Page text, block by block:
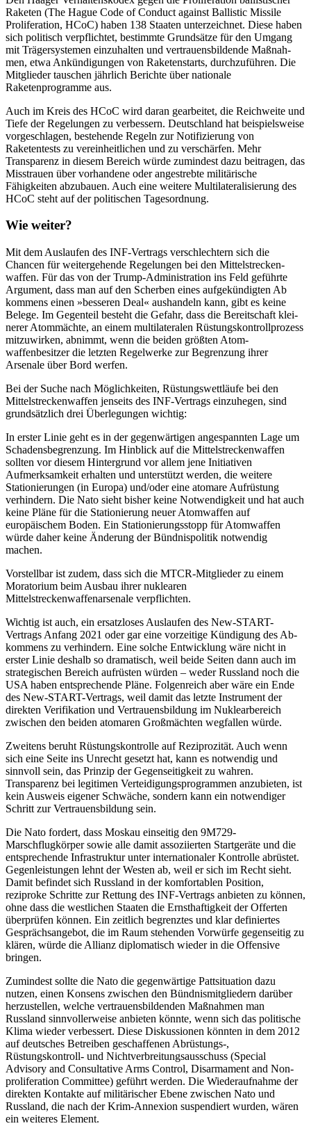
Raketen (The Hague Code of Conduct against Ballistic Missile
Proliferation, HCoC) haben 138 Staa­ten unterzeichnet. Diese haben
sich poli­tisch verpflichtet, bestimmte Grundsätze für den Umgang
mit Trägersystemen ein­zuhalten und vertrauensbildende Maßnah­
men, etwa Ankündigungen von Raketenstarts, durchzuführen. Die
Mitglieder tau­schen jährlich Berichte über nationale
Raketenprogramme aus.
Auch im Kreis des HCoC wird daran ge­arbeitet, die Reichweite und
Tiefe der Rege­lungen zu verbessern. Deutschland hat bei­spielsweise
vorgeschlagen, bestehende Regeln zur Notifizierung von
Raketentests zu vereinheitlichen und zu verschärfen. Mehr
Transparenz in diesem Bereich würde zumindest dazu beitragen, das
Misstrauen über vorhandene oder angestrebte militä­ri­sche
Fähigkeiten abzubauen. Auch eine weitere Multilateralisierung des
HCoC steht auf der politischen Tagesordnung.
Wie weiter?
Mit dem Auslaufen des INF-Vertrags ver­schlechtern sich die
Chancen für weiter­gehende Regelungen bei den Mittelstrecken­
waffen. Für das von der Trump-Adminis­tra­tion ins Feld geführte
Argument, dass man auf den Scherben eines aufgekündigten Ab­
kommens einen »besseren Deal« aushandeln kann, gibt es keine
Belege. Im Gegenteil be­steht die Gefahr, dass die Bereitschaft klei­
nerer Atommächte, an einem multilateralen Rüstungskontrollprozess
mitzuwirken, abnimmt, wenn die beiden größten Atom­
waffenbesitzer die letzten Regelwerke zurBegrenzung ihrer
Arsenale über Bord werfen.
Bei der Suche nach Möglichkeiten, Rüs­tungswettläufe bei den
Mittelstrecken­waffen jenseits des INF-Vertrags einzuhegen, sind
grundsätzlich drei Überlegungen wichtig:
In erster Linie geht es in der gegenwärtigen angespannten Lage um
Schadensbegren­zung. Im Hinblick auf die Mittelstreckenwaffen
sollten vor diesem Hintergrund vor allem jene Initiativen
Aufmerksamkeit er­halten und unterstützt werden, die weitere
Stationierungen (in Europa) und/oder eine atomare Aufrüstung
verhindern. Die Nato sieht bisher keine Notwendigkeit und hat auch
keine Pläne für die Stationierung neuer Atomwaffen auf
europäischem Boden. Ein Stationierungsstopp für Atomwaffen
würde daher keine Änderung der Bündnis­politik notwendig
machen.
Vorstellbar ist zudem, dass sich die MTCR-Mitglieder zu einem
Moratorium beim Aus­bau ihrer nuklearen
Mittelstreckenwaffenarsenale verpflichten.
Wichtig ist auch, ein ersatzloses Auslaufen des New-START-
Vertrags Anfang 2021 oder gar eine vorzeitige Kündigung des Ab­
kommens zu verhindern. Eine solche Ent­wicklung wäre nicht in
erster Linie deshalb so dramatisch, weil beide Seiten dann auch im
strategischen Bereich aufrüsten würden – weder Russland noch die
USA haben entsprechende Pläne. Folgenreich aber wäre ein Ende
des New-START-Vertrags, weil da­mit das letzte Instrument der
direkten Veri­fikation und Vertrauensbildung im Nuklear­bereich
zwischen den beiden atomaren Großmächten wegfallen würde.
Zweitens beruht Rüstungskontrolle auf Reziprozität. Auch wenn
sich eine Seite ins Unrecht gesetzt hat, kann es notwendig und
sinnvoll sein, das Prinzip der Gegen­seitig­keit zu wahren.
Transparenz bei legitimen Verteidigungsprogrammen anzubieten, ist
kein Ausweis eigener Schwäche, sondern kann ein notwendiger
Schritt zur Vertrau­ensbildung sein.
Die Nato fordert, dass Moskau einseitig den 9M729-
Marschflugkörper sowie alle da­mit assoziierten Startgeräte und die
ent­spre­chende Infrastruktur unter internationaler Kontrolle abrüstet.
Gegenleistungen lehnt der Westen ab, weil er sich im Recht sieht.
Damit befindet sich Russland in der komfortablen Position,
reziproke Schritte zur Rettung des INF-Vertrags anbieten zu können,
ohne dass die westlichen Staaten die Ernsthaftigkeit der Offerten
überprüfen können. Ein zeitlich begrenztes und klar definiertes
Gesprächs­angebot, die im Raum stehenden Vorwürfe gegenseitig zu
klären, würde die Allianz diplomatisch wieder in die Offensive
bringen.
Zumindest sollte die Nato die gegenwärtige Pattsituation dazu
nutzen, einen Kon­sens zwischen den Bündnismitgliedern darüber
herzustellen, welche vertrauensbildenden Maßnahmen man
Russland sinn­vollerweise anbieten könnte, wenn sich das politische
Klima wieder verbessert. Diese Diskussionen könnten in dem 2012
auf deutsches Betreiben geschaffenen Abrüstungs-,
Rüstungskontroll- und Nichtverbreitungsausschuss (Special
Advisory and Con­sultative Arms Control, Disarmament and Non-
proliferation Committee) geführt wer­den. Die Wiederaufnahme der
direkten Kontakte auf militärischer Ebene zwischen Nato und
Russland, die nach der Krim-An­nexion suspendiert wurden, wären
ein wei­teres Element.